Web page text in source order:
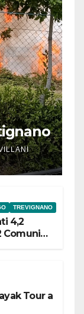
TREVIGNANO
4,2
Comuni
Tour a